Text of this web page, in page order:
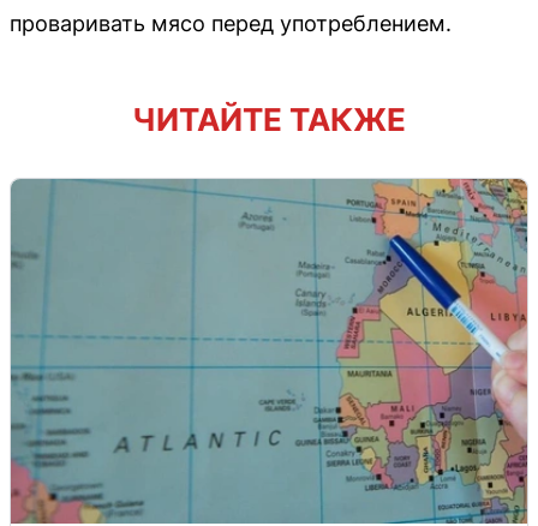
проваривать мясо перед употреблением.
ЧИТАЙТЕ ТАКЖЕ